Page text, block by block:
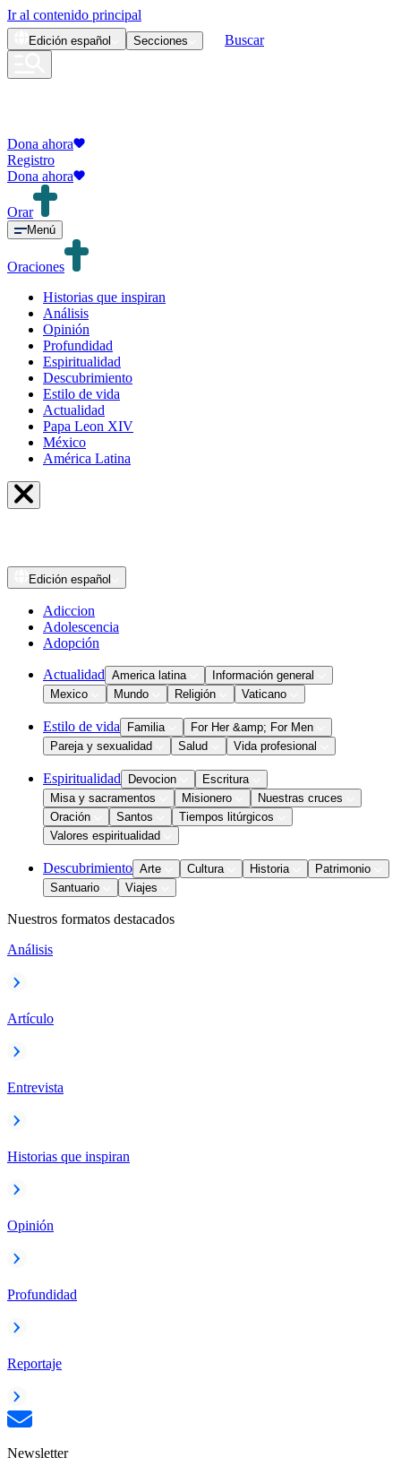
Ir al contenido principal
Edición español Secciones Buscar
Dona ahora
Registro
Dona ahora
Orar
Menú
Oraciones
Historias que inspiran
Análisis
Opinión
Profundidad
Espiritualidad
Descubrimiento
Estilo de vida
Actualidad
Papa Leon XIV
México
América Latina
Edición español
Adiccion
Adolescencia
Adopción
Actualidad America latina
Información general
Mexico
Mundo Religión Vaticano
Estilo de vida Familia
For Her &amp; For Men
Pareja y sexualidad
Salud Vida profesional
Espiritualidad Devocion
Escritura
Misa y sacramentos
Misionero
Nuestras cruces
Oración
Santos
Tiempos litúrgicos
Valores espiritualidad
Descubrimiento Arte Cultura Historia
Patrimonio
Santuario
Viajes
Nuestros formatos destacados
Análisis
Artículo
Entrevista
Historias que inspiran
Opinión
Profundidad
Reportaje
Newsletter